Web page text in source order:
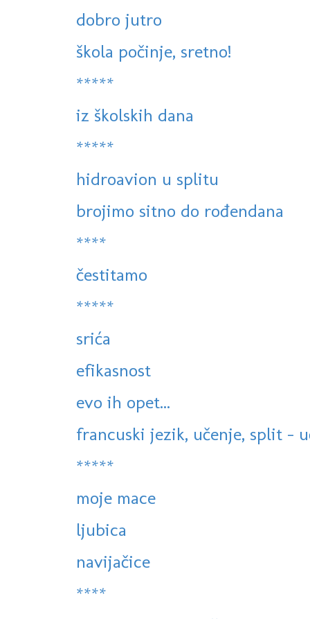
dobro jutro
škola počinje, sretno!
*****
iz školskih dana
*****
hidroavion u splitu
brojimo sitno do rođendana
****
čestitamo
*****
srića
efikasnost
evo ih opet...
francuski jezik, učenje, split -
*****
moje mace
ljubica
navijačice
****